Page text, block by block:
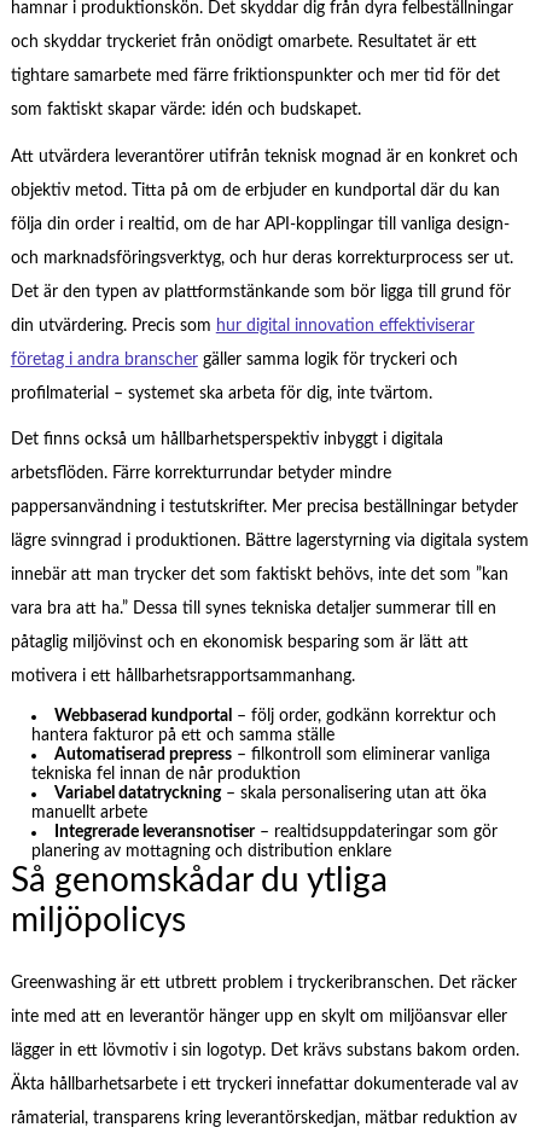
hamnar i produktionskön. Det skyddar dig från dyra felbeställningar
och skyddar tryckeriet från onödigt omarbete. Resultatet är ett
tightare samarbete med färre friktionspunkter och mer tid för det
som faktiskt skapar värde: idén och budskapet.
Att utvärdera leverantörer utifrån teknisk mognad är en konkret och
objektiv metod. Titta på om de erbjuder en kundportal där du kan
följa din order i realtid, om de har API-kopplingar till vanliga design-
och marknadsföringsverktyg, och hur deras korrekturprocess ser ut.
Det är den typen av plattformstänkande som bör ligga till grund för
din utvärdering. Precis som hur digital innovation effektiviserar
företag i andra branschergäller samma logik för tryckeri och
profilmaterial – systemet ska arbeta för dig, inte tvärtom.
Det finns också um hållbarhetsperspektiv inbyggt i digitala
arbetsflöden. Färre korrekturrundar betyder mindre
pappersanvändning i testutskrifter. Mer precisa beställningar betyder
lägre svinngrad i produktionen. Bättre lagerstyrning via digitala system
innebär att man trycker det som faktiskt behövs, inte det som ”kan
vara bra att ha.” Dessa till synes tekniska detaljer summerar till en
påtaglig miljövinst och en ekonomisk besparing som är lätt att
motivera i ett hållbarhetsrapportsammanhang.
Webbaserad kundportal – följ order, godkänn korrektur och
hantera fakturor på ett och samma ställe
Automatiserad prepress – filkontroll som eliminerar vanliga
tekniska fel innan de når produktion
Variabel datatryckning– skala personalisering utan att öka
manuellt arbete
Integrerade leveransnotiser– realtidsuppdateringar som gör
planering av mottagning och distribution enklare
Så genomskådar du ytliga
miljöpolicys
Greenwashing är ett utbrett problem i tryckeribranschen. Det räcker
inte med att en leverantör hänger upp en skylt om miljöansvar eller
lägger in ett lövmotiv i sin logotyp. Det krävs substans bakom orden.
Äkta hållbarhetsarbete i ett tryckeri innefattar dokumenterade val av
råmaterial, transparens kring leverantörskedjan, mätbar reduktion av